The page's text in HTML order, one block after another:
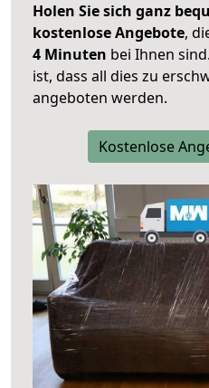
Holen Sie sich ganz
kostenlose Angebote,
4 Minuten bei Ihnen
ist, dass all dies zu
angeboten werden.
Kostenlose